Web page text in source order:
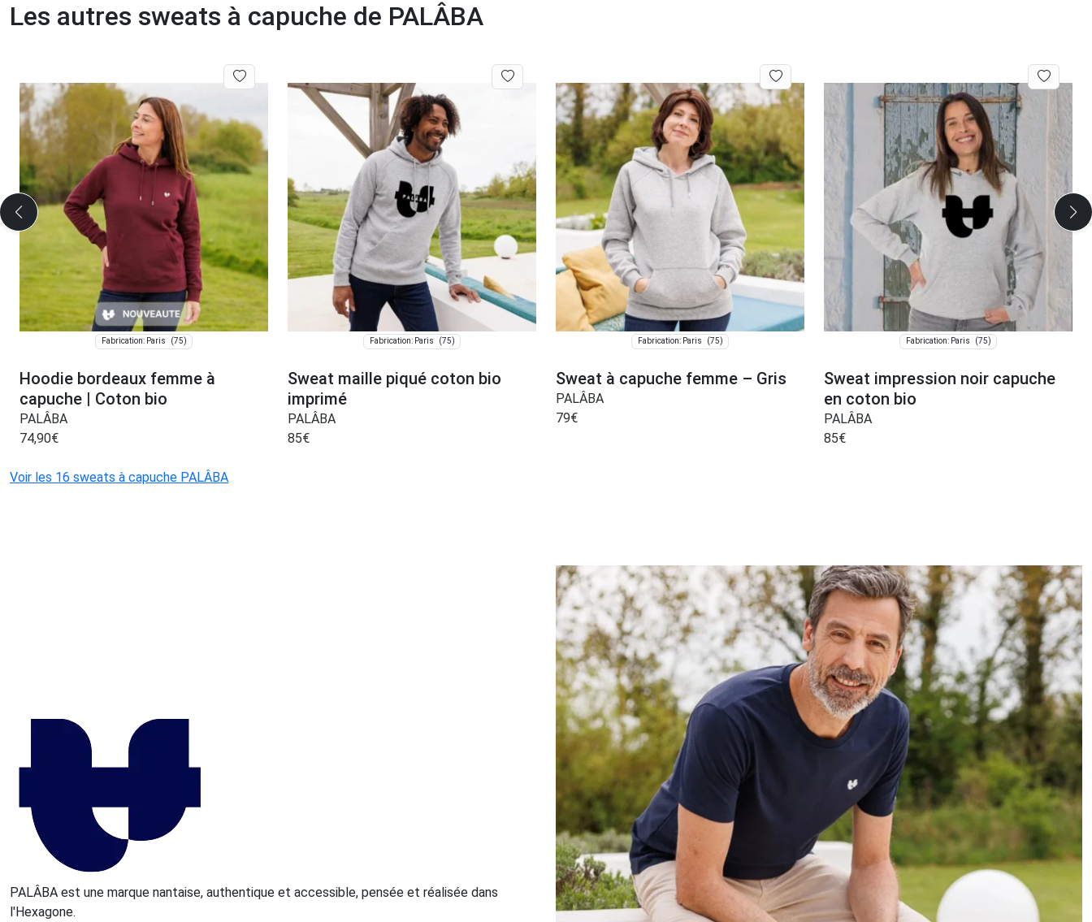
Les autres sweats à capuche de PALÂBA
Fabrication: Paris (75)
Hoodie bordeaux femme à
capuche | Coton bio
PALÂBA
74,90€
Fabrication: Paris (75)
Sweat maille piqué coton bio
imprimé
PALÂBA
85€
Fabrication: Paris (75)
Sweat à capuche femme – Gris
PALÂBA
79€
Fabrication: Paris (75)
Sweat impression noir capuche
en coton bio
PALÂBA
85€
Voir les 16 sweats à capuche PALÂBA
PALÂBA est une marque nantaise, authentique et accessible, pensée et réalisée dans
l'Hexagone.